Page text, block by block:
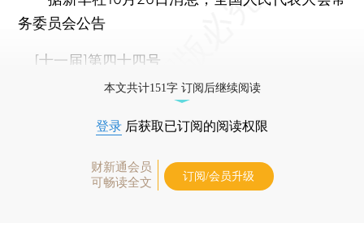
务委员会公告
[十一届]第四十四号
本文共计151字 订阅后继续阅读
登录 后获取已订阅的阅读权限
财新通会员
可畅读全文
订阅/会员升级